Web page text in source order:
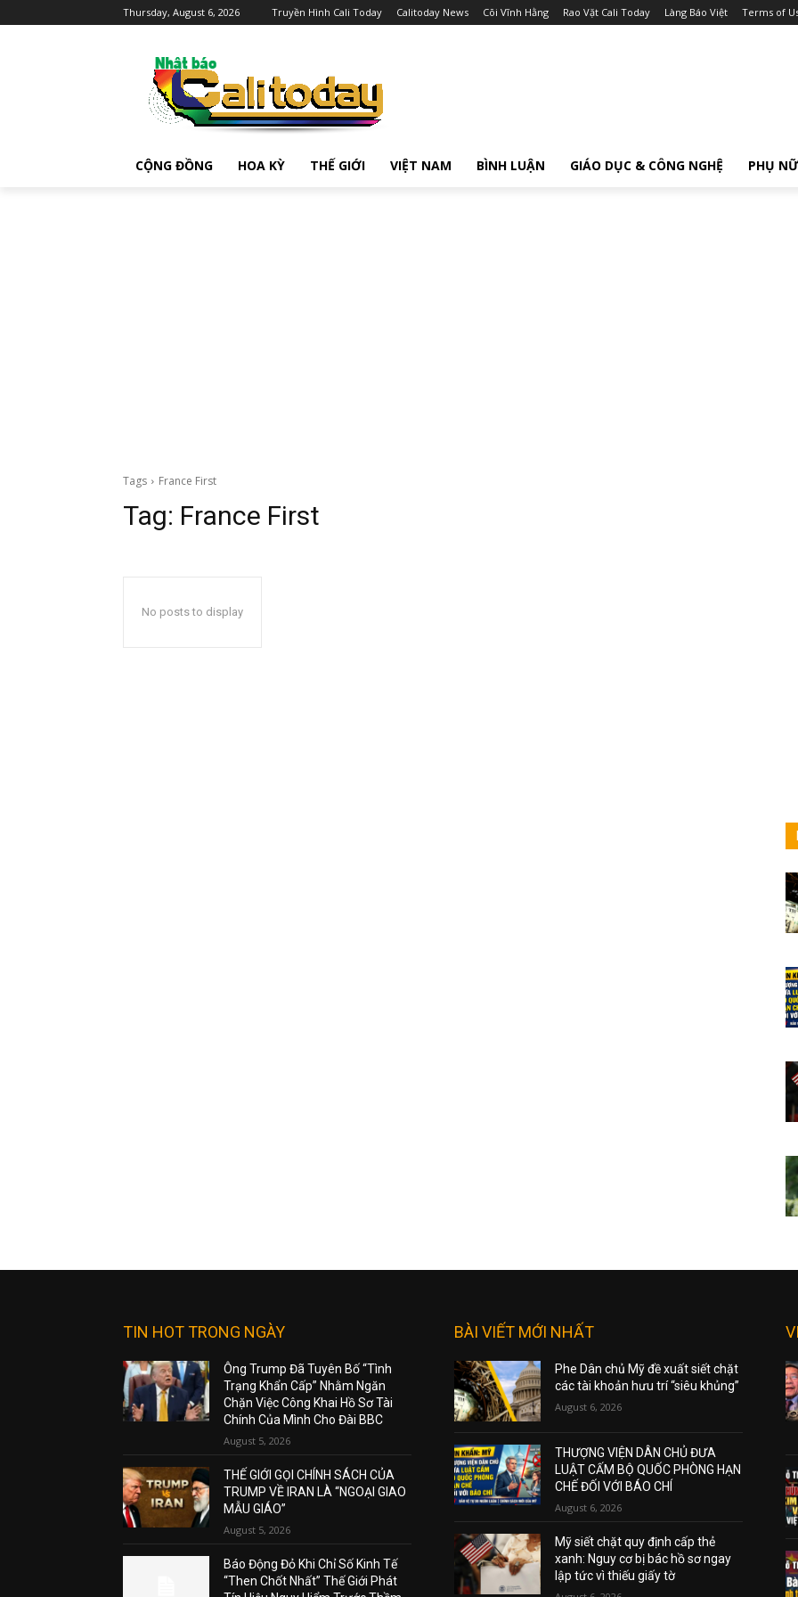
Thursday, August 6, 2026 Truyền Hình Cali Today Calitoday News Cõi Vĩnh Hằng Rao Vặt Cali Today Làng Báo Việt Terms of
CỘNG ĐỒNG HOA KỲ THẾ GIỚI VIỆT NAM BÌNH LUẬN GIÁO DỤC & CÔNG NGHỆ PHỤ NỮ
Tags France First
Tag: France First
No posts to display
TIN HOT TRONG NGÀY
Ông Trump Đã Tuyên Bố “Tình
Trạng Khẩn Cấp” Nhằm Ngăn
Chặn Việc Công Khai Hồ Sơ Tài
Chính Của Mình Cho Đài BBC
August 5, 2026
THẾ GIỚI GỌI CHÍNH SÁCH CỦA
TRUMP VỀ IRAN LÀ “NGOẠI GIAO
MẪU GIÁO”
August 5, 2026
Báo Động Đỏ Khi Chỉ Số Kinh Tế
“Then Chốt Nhất” Thế Giới Phát
BÀI VIẾT MỚI NHẤT
Phe Dân chủ Mỹ đề xuất siết chặt
các tài khoản hưu trí “siêu khủng”
August 6, 2026
THƯỢNG VIỆN DÂN CHỦ ĐƯA
LUẬT CẤM BỘ QUỐC PHÒNG HẠN
CHẾ ĐỐI VỚI BÁO CHÍ
August 6, 2026
Mỹ siết chặt quy định cấp thẻ
xanh: Nguy cơ bị bác hồ sơ ngay
lập tức vì thiếu giấy tờ